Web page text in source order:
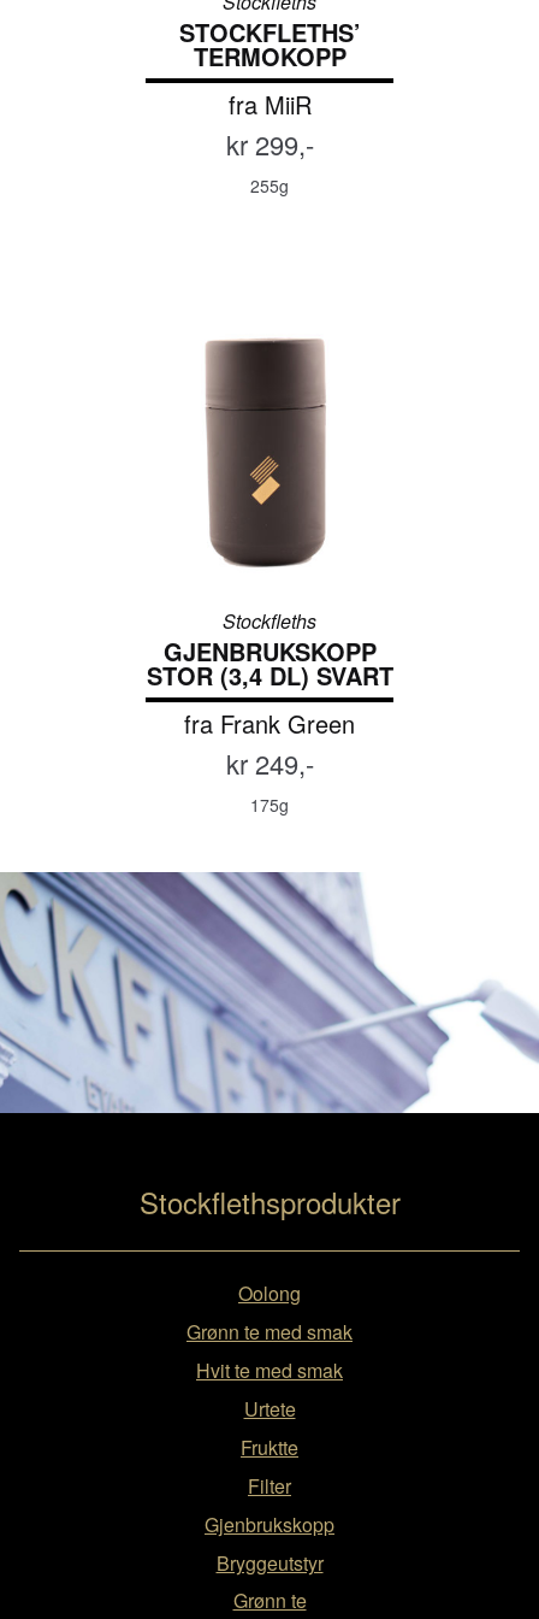
STOCKFLETHS’
TERMOKOPP
fra MiiR
kr 299,-
255g
Stockfleths
GJENBRUKSKOPP
STOR (3,4 DL) SVART
fra Frank Green
kr 249,-
175g
Stockflethsprodukter
Oolong
Grønn te med smak
Hvit te med smak
Urtete
Fruktte
Filter
Gjenbrukskopp
Bryggeutstyr
Grønn te